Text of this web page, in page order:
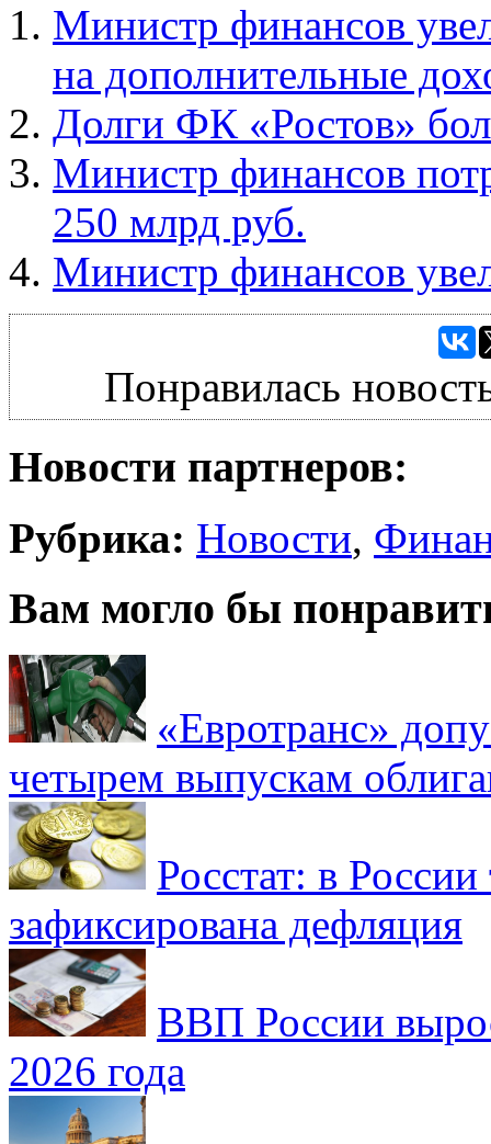
Министр финансов
на дополнительные
Долги ФК «Ростов»
Министр финансов
250 млрд руб.
Министр финансов
Понравилась
Новости партнеров:
Рубрика: Новости,
Вам могло бы
«Евротранс»
четырем выпускам
Росстат: в России
зафиксирована дефляция
ВВП России
2026 года